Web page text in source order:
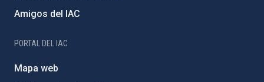
Amigos del IAC
PORTAL DEL IAC
Mapa web